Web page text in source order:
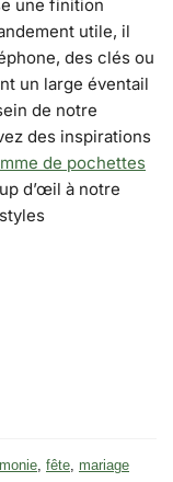
une finition
utile, il
des clés ou
un large éventail
de notre
des inspirations
de pochettes
d’œil à notre
, fête, mariage